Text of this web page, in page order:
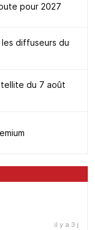
pour 2027
diffuseurs du
du 7 août
il y a 3 j